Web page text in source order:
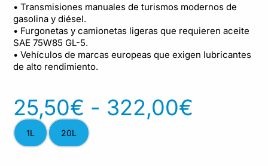
• Transmisiones manuales de turismos modernos de
gasolina y diésel.
• Furgonetas y camionetas ligeras que requieren aceite
SAE 75W85 GL-5.
• Vehículos de marcas europeas que exigen lubricantes
de alto rendimiento.
25,50€ - 322,00€
1L 20L